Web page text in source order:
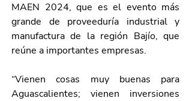
MAEN 2024, que es el evento más
grande de proveeduría industrial y
manufactura de la región Bajío, que
reúne a importantes empresas.
“Vienen cosas muy buenas para
Aguascalientes; vienen inversiones